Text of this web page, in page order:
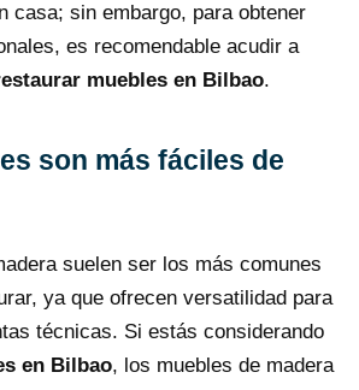
casa; sin embargo, para obtener
es recomendable acudir a
muebles en Bilbao.
son más fáciles de
suelen ser los más comunes
ya que ofrecen versatilidad para
técnicas. Si estás considerando
en Bilbao, los muebles de madera